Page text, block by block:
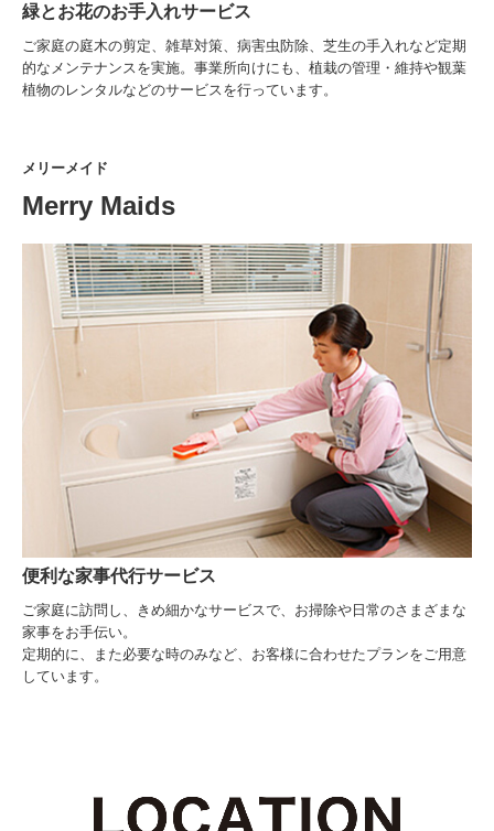
緑とお花のお手入れサービス
ご家庭の庭木の剪定、雑草対策、病害虫防除、芝生の手入れなど定期
的なメンテナンスを実施。事業所向けにも、植栽の管理・維持や観葉
植物のレンタルなどのサービスを行っています。
メリーメイド
Merry Maids
便利な家事代行サービス
ご家庭に訪問し、きめ細かなサービスで、お掃除や日常のさまざまな
家事をお手伝い。
定期的に、また必要な時のみなど、お客様に合わせたプランをご用意
しています。